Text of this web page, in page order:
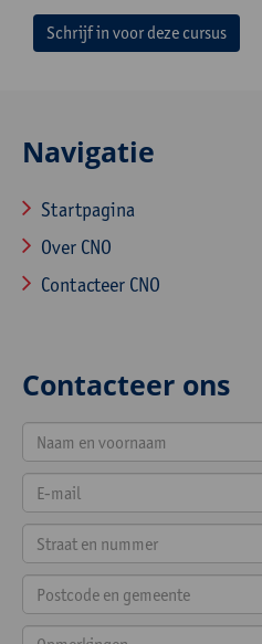
Schrijf in voor deze cursus
Navigatie
Startpagina
Over CNO
Contacteer CNO
Contacteer ons